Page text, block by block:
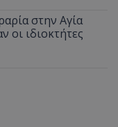
στην Αγία
ιδιοκτήτες